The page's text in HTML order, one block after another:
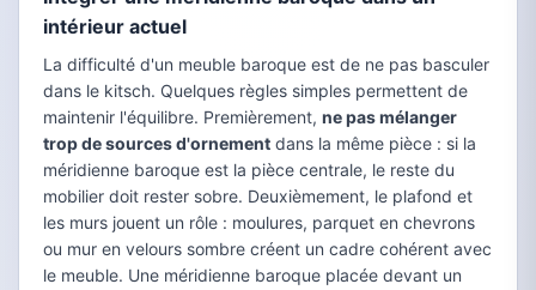
intérieur actuel
La difficulté d'un meuble baroque est de ne pas basculer
dans le kitsch. Quelques règles simples permettent de
maintenir l'équilibre. Premièrement, ne pas mélanger
trop de sources d'ornement dans la même pièce : si la
méridienne baroque est la pièce centrale, le reste du
mobilier doit rester sobre. Deuxièmement, le plafond et
les murs jouent un rôle : moulures, parquet en chevrons
ou mur en velours sombre créent un cadre cohérent avec
le meuble. Une méridienne baroque placée devant un